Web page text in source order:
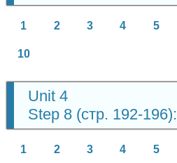
1 2 3 4 5
10
Unit 4
Step 8 (стр. 192-196):
1 2 3 4 5